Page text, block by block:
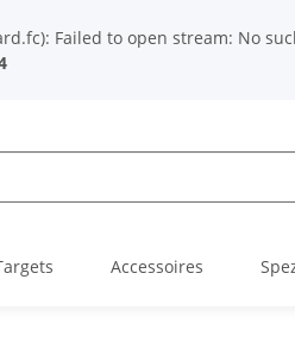
Failed to open stream: No
Accessoires